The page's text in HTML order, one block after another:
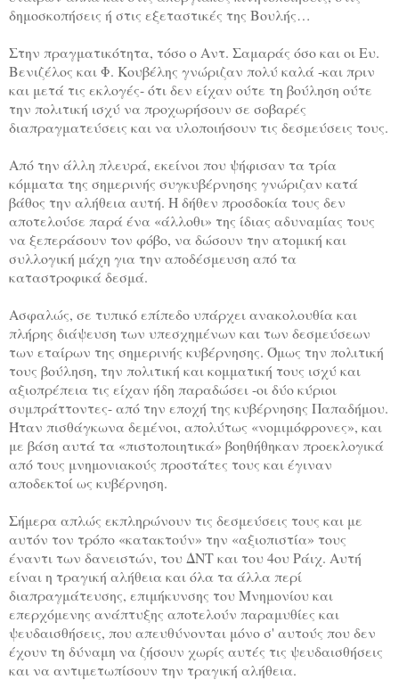
δημοσκοπήσεις ή στις εξεταστικές της Βουλής…
Στην πραγματικότητα, τόσο ο Αντ. Σαμαράς όσο και οι Ευ.
Βενιζέλος και Φ. Κουβέλης γνώριζαν πολύ καλά -και πριν
και μετά τις εκλογές- ότι δεν είχαν ούτε τη βούληση ούτε
την πολιτική ισχύ να προχωρήσουν σε σοβαρές
διαπραγματεύσεις και να υλοποιήσουν τις δεσμεύσεις τους.
Από την άλλη πλευρά, εκείνοι που ψήφισαν τα τρία
κόμματα της σημερινής συγκυβέρνησης γνώριζαν κατά
βάθος την αλήθεια αυτή. Η δήθεν προσδοκία τους δεν
αποτελούσε παρά ένα «άλλοθι» της ίδιας αδυναμίας τους
να ξεπεράσουν τον φόβο, να δώσουν την ατομική και
συλλογική μάχη για την αποδέσμευση από τα
καταστροφικά δεσμά.
Ασφαλώς, σε τυπικό επίπεδο υπάρχει ανακολουθία και
πλήρης διάψευση των υπεσχημένων και των δεσμεύσεων
των εταίρων της σημερινής κυβέρνησης. Όμως την πολιτική
τους βούληση, την πολιτική και κομματική τους ισχύ και
αξιοπρέπεια τις είχαν ήδη παραδώσει -οι δύο κύριοι
συμπράττοντες- από την εποχή της κυβέρνησης Παπαδήμου.
Ήταν πισθάγκωνα δεμένοι, απολύτως «νομιμόφρονες», και
με βάση αυτά τα «πιστοποιητικά» βοηθήθηκαν προεκλογικά
από τους μνημονιακούς προστάτες τους και έγιναν
αποδεκτοί ως κυβέρνηση.
Σήμερα απλώς εκπληρώνουν τις δεσμεύσεις τους και με
αυτόν τον τρόπο «κατακτούν» την «αξιοπιστία» τους
έναντι των δανειστών, του ΔΝΤ και του 4ου Ράιχ. Αυτή
είναι η τραγική αλήθεια και όλα τα άλλα περί
διαπραγμάτευσης, επιμήκυνσης του Μνημονίου και
επερχόμενης ανάπτυξης αποτελούν παραμυθίες και
ψευδαισθήσεις, που απευθύνονται μόνο σ' αυτούς που δεν
έχουν τη δύναμη να ζήσουν χωρίς αυτές τις ψευδαισθήσεις
και να αντιμετωπίσουν την τραγική αλήθεια.